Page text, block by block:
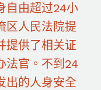
自由超过24小
区人民法院提
提供了相关证
法官。不到24
出的人身安全